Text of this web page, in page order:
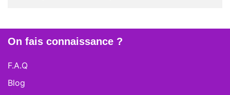
On fais connaissance ?
F.A.Q
Blog